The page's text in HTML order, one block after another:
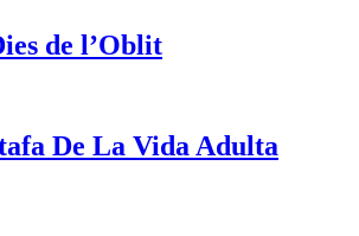
de l’Oblit
De La Vida Adulta